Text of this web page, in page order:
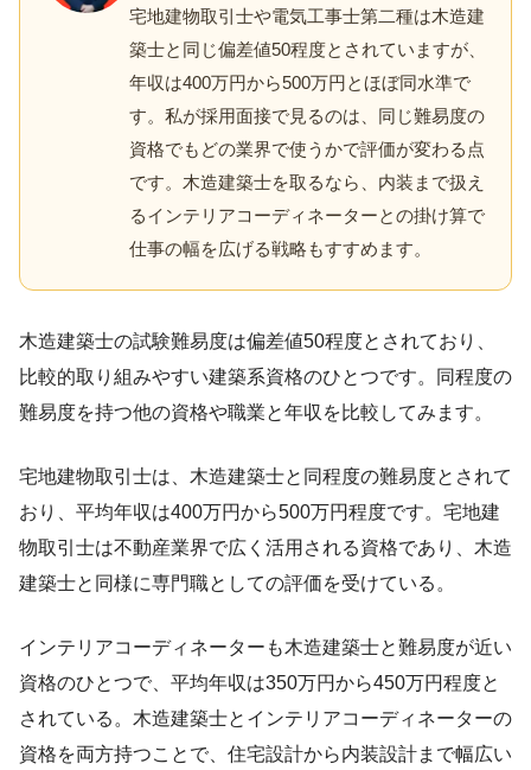
宅地建物取引士や電気工事士第二種は木造建
築士と同じ偏差値50程度とされていますが、
年収は400万円から500万円とほぼ同水準で
す。私が採用面接で見るのは、同じ難易度の
資格でもどの業界で使うかで評価が変わる点
です。木造建築士を取るなら、内装まで扱え
るインテリアコーディネーターとの掛け算で
仕事の幅を広げる戦略もすすめます。
木造建築士の試験難易度は偏差値50程度とされており、
比較的取り組みやすい建築系資格のひとつです。同程度の
難易度を持つ他の資格や職業と年収を比較してみます。
宅地建物取引士は、木造建築士と同程度の難易度とされて
おり、平均年収は400万円から500万円程度です。宅地建
物取引士は不動産業界で広く活用される資格であり、木造
建築士と同様に専門職としての評価を受けている。
インテリアコーディネーターも木造建築士と難易度が近い
資格のひとつで、平均年収は350万円から450万円程度と
されている。木造建築士とインテリアコーディネーターの
資格を両方持つことで、住宅設計から内装設計まで幅広い